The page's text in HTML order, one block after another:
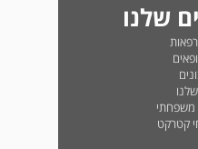
שלנו
משפחתי
קטרקט